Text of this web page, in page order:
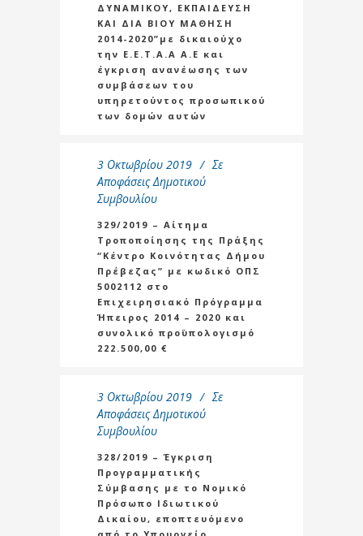
ΔΥΝΑΜΙΚΟΥ, ΕΚΠΑΙΔΕΥΣΗ
ΚΑΙ ΔΙΑ ΒΙΟΥ ΜΑΘΗΣΗ
2014-2020”με δικαιούχο
την Ε.Ε.Τ.Α.Α Α.Ε και
έγκριση ανανέωσης των
συμβάσεων του
υπηρετούντος προσωπικού
των δομών αυτών
3 Οκτωβρίου 2019
Σε
Αποφάσεις Δημοτικού
Συμβουλίου
329/2019 – Αίτημα
Τροποποίησης της Πράξης
“Κέντρο Κοινότητας Δήμου
Πρέβεζας” με κωδικό ΟΠΣ
5002112 στο
Επιχειρησιακό Πρόγραμμα
Ήπειρος 2014 – 2020 και
συνολικό προϋπολογισμό
222.500,00 €
3 Οκτωβρίου 2019
Σε
Αποφάσεις Δημοτικού
Συμβουλίου
328/2019 – Έγκριση
Προγραμματικής
Σύμβασης με το Νομικό
Πρόσωπο Ιδιωτικού
Δικαίου, εποπτευόμενο